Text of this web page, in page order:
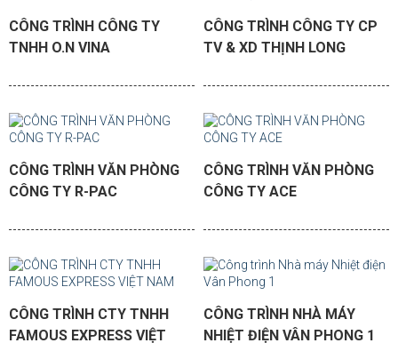
CÔNG TRÌNH CÔNG TY
TNHH O.N VINA
CÔNG TRÌNH CÔNG TY CP
TV & XD THỊNH LONG
CÔNG TRÌNH VĂN PHÒNG
CÔNG TY R-PAC
CÔNG TRÌNH VĂN PHÒNG
CÔNG TY ACE
CÔNG TRÌNH CTY TNHH
FAMOUS EXPRESS VIỆT
CÔNG TRÌNH NHÀ MÁY
NHIỆT ĐIỆN VÂN PHONG 1